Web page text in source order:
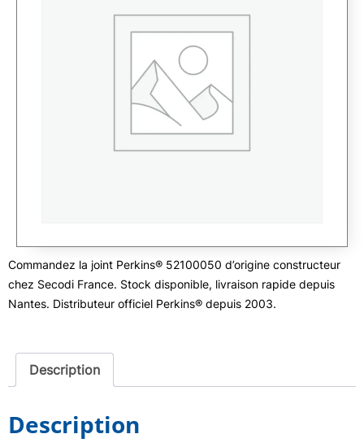
Commandez la joint Perkins® 52100050 d’origine constructeur
chez Secodi France. Stock disponible, livraison rapide depuis
Nantes. Distributeur officiel Perkins® depuis 2003.
Description
Description